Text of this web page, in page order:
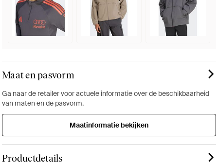
Maat en pasvorm
Ga naar de retailer voor actuele informatie over de beschikbaarheid
van maten en de pasvorm.
Maatinformatie bekijken
Productdetails